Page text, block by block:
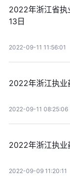
2022年浙江省执
13日
2022-09-11 11:56:01
2022年浙江执业
2022-09-11 08:25:06
2022年浙江执业
2022-09-09 11:20:11